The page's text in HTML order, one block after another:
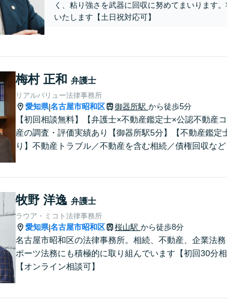
く、粘り強さを武器に回収に努めてまいります
いたします【土日祝対応可】
梅村 正和 弁護士
リアルバリュー法律事務所
愛知県|名古屋市昭和区 御器所駅 から徒歩5分
【初回相談無料】【弁護士×不動産鑑定士×公認不動
産の調査・評価実績あり【御器所駅5分】【不動産鑑
り】不動産トラブル／不動産を含む相続／債権回収など
牧野 洋逸 弁護士
ラウア・ミコト法律事務所
愛知県|名古屋市昭和区 桜山駅 から徒歩8分
名古屋市昭和区の法律事務所。相続、不動産、企業法
ポーツ法務にも積極的に取り組んでいます【初回30分
【オンライン相談可】